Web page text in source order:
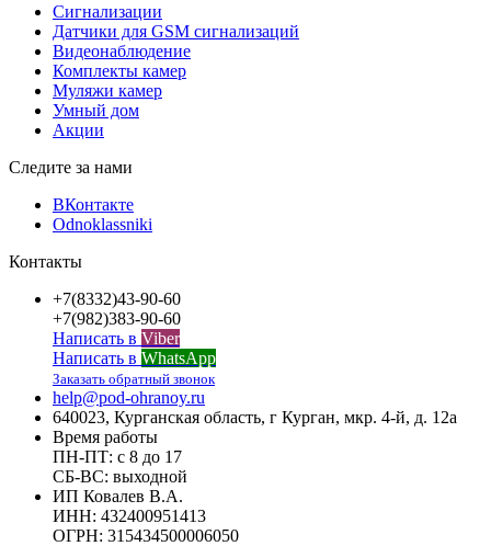
Сигнализации
Датчики для GSM сигнализаций
Видеонаблюдение
Комплекты камер
Муляжи камер
Умный дом
Акции
Следите за нами
ВКонтакте
Odnoklassniki
Контакты
+7(8332)43-90-60
+7(982)383-90-60
Написать в Viber
Написать в WhatsApp
Заказать обратный звонок
help@pod-ohranoy.ru
640023, Курганская область, г Курган, мкр. 4-й, д. 12а
Время работы
ПН-ПТ: с 8 до 17
СБ-ВС: выходной
ИП Ковалев В.А.
ИНН: 432400951413
ОГРН: 315434500006050